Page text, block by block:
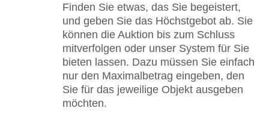
Finden Sie etwas, das Sie begeistert,
und geben Sie das Höchstgebot ab. Sie
können die Auktion bis zum Schluss
mitverfolgen oder unser System für Sie
bieten lassen. Dazu müssen Sie einfach
nur den Maximalbetrag eingeben, den
Sie für das jeweilige Objekt ausgeben
möchten.